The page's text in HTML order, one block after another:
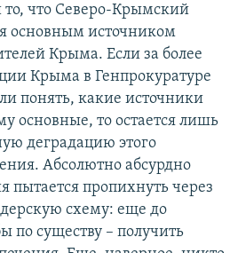
то, что Северо-Крымский
основным источником
Крыма. Если за более
Крыма в Генпрокуратуре
понять, какие источники
основные, то остается лишь
деградацию этого
Абсолютно абсурдно
пытается пропихнуть через
схему: еще до
по существу – получить